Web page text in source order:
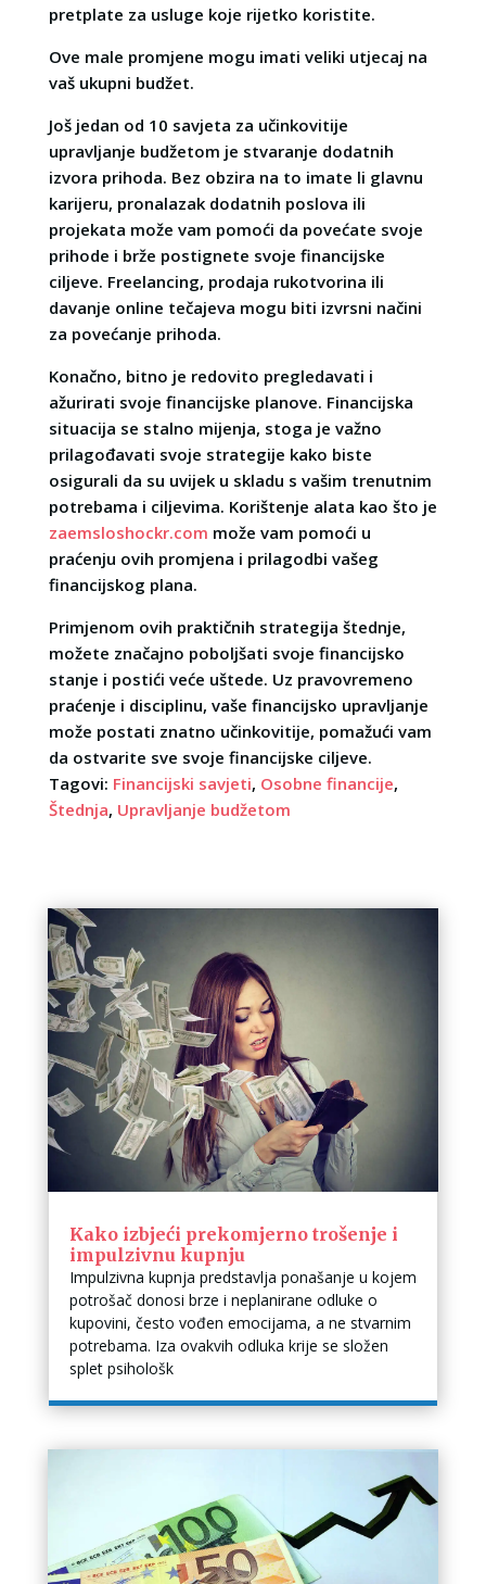
pretplate za usluge koje rijetko koristite.
Ove male promjene mogu imati veliki utjecaj na
vaš ukupni budžet.
Još jedan od 10 savjeta za učinkovitije
upravljanje budžetom je stvaranje dodatnih
izvora prihoda. Bez obzira na to imate li glavnu
karijeru, pronalazak dodatnih poslova ili
projekata može vam pomoći da povećate svoje
prihode i brže postignete svoje financijske
ciljeve. Freelancing, prodaja rukotvorina ili
davanje online tečajeva mogu biti izvrsni načini
za povećanje prihoda.
Konačno, bitno je redovito pregledavati i
ažurirati svoje financijske planove. Financijska
situacija se stalno mijenja, stoga je važno
prilagođavati svoje strategije kako biste
osigurali da su uvijek u skladu s vašim trenutnim
potrebama i ciljevima. Korištenje alata kao što je
zaemsloshockr.com može vam pomoći u
praćenju ovih promjena i prilagodbi vašeg
financijskog plana.
Primjenom ovih praktičnih strategija štednje,
možete značajno poboljšati svoje financijsko
stanje i postići veće uštede. Uz pravovremeno
praćenje i disciplinu, vaše financijsko upravljanje
može postati znatno učinkovitije, pomažući vam
da ostvarite sve svoje financijske ciljeve.
Tagovi: Financijski savjeti, Osobne financije,
Štednja, Upravljanje budžetom
Kako izbjeći prekomjerno trošenje i
impulzivnu kupnju
Impulzivna kupnja predstavlja ponašanje u kojem
potrošač donosi brze i neplanirane odluke o
kupovini, često vođen emocijama, a ne stvarnim
potrebama. Iza ovakvih odluka krije se složen
splet psihološk